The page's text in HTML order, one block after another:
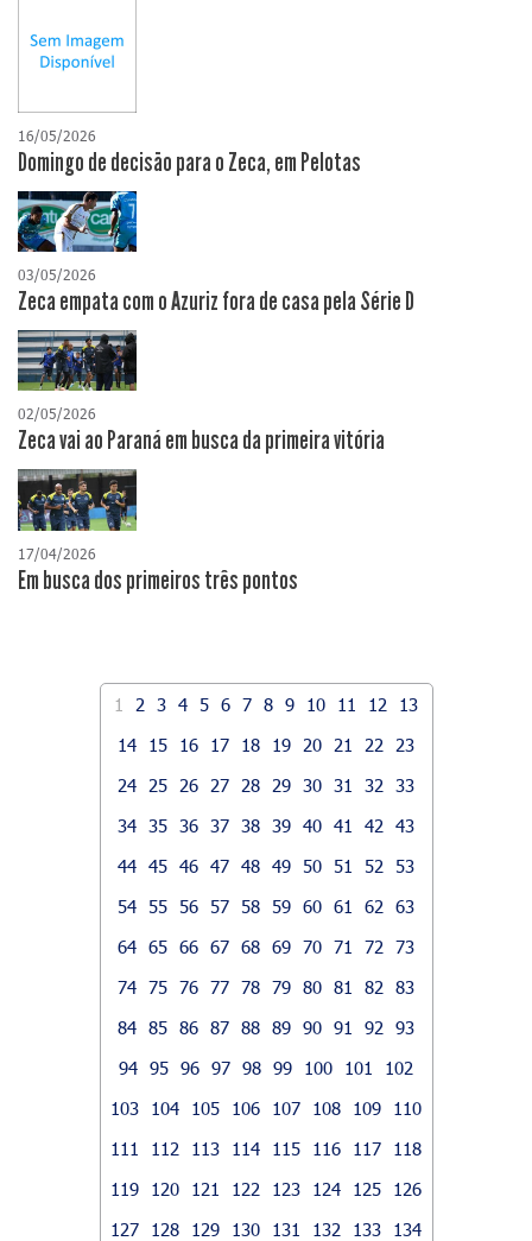
16/05/2026
Domingo de decisão para o Zeca, em Pelotas
03/05/2026
Zeca empata com o Azuriz fora de casa pela Série D
02/05/2026
Zeca vai ao Paraná em busca da primeira vitória
17/04/2026
​Em busca dos primeiros três pontos
1 2 3 4 5 6 7 8 9 10 11 12
13
14
15 16 17 18 19 20 21 22
23
24
25 26 27 28 29 30 31 32
33
34
35 36 37 38 39 40 41 42
43
44 45 46 47 48 49 50 51 52
53
54
55 56 57 58 59 60 61 62
63
64 65 66 67 68 69 70 71 72
73
74 75 76 77 78 79 80 81 82
83
84 85 86 87 88 89 90 91 92
93
94 95 96 97 98 99 100 101
102
103
104 105 106 107 108 109
110
111
112 113 114 115 116 117
118
119
120 121 122 123 124 125
126
127
128 129 130 131 132 133
134